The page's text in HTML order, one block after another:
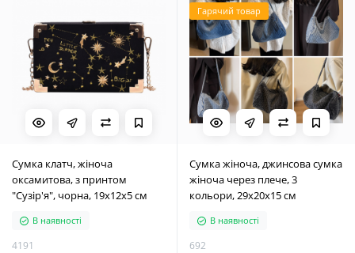
Сумка клатч, жіноча
оксамитова, з принтом
"Сузір'я", чорна, 19х12х5 см
В наявності
4191
Гарячий товар
Сумка жіноча, джинсова сумка
жіноча через плече, 3
кольори, 29х20х15 см
В наявності
692